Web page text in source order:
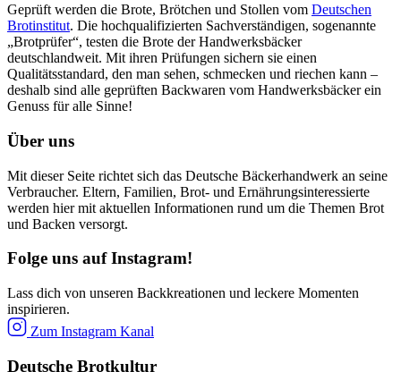
Geprüft werden die Brote, Brötchen und Stollen vom Deutschen
Brotinstitut. Die hochqualifizierten Sachverständigen, sogenannte
„Brotprüfer“, testen die Brote der Handwerksbäcker
deutschlandweit. Mit ihren Prüfungen sichern sie einen
Qualitätsstandard, den man sehen, schmecken und riechen kann –
deshalb sind alle geprüften Backwaren vom Handwerksbäcker ein
Genuss für alle Sinne!
Über uns
Mit dieser Seite richtet sich das Deutsche Bäckerhandwerk an seine
Verbraucher. Eltern, Familien, Brot- und Ernährungsinteressierte
werden hier mit aktuellen Informationen rund um die Themen Brot
und Backen versorgt.
Folge uns auf Instagram!
Lass dich von unseren Backkreationen und leckere Momenten
inspirieren.
Zum Instagram Kanal
Deutsche Brotkultur